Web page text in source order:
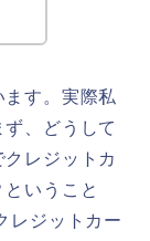
す。実際私
、どうして
レジットカ
いうこと
レジットカー